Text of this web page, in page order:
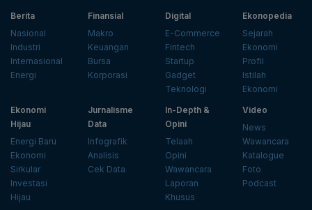
Berita
Nasional
Industri
Internasional
Energi
Finansial
Makro
Keuangan
Bursa
Korporasi
Digital
E-Commerce
Fintech
Startup
Gadget
Teknologi
Ekonopedia
Sejarah
Ekonomi
Profil
Istilah
Ekonomi
Ekonomi
Hijau
Energi Baru
Ekonomi
Sirkular
Investasi
Hijau
Jurnalisme
Data
Infografik
Analisis
Cek Data
In-Depth &
Opini
Telaah
Opini
Wawancara
Laporan
Khusus
Video
News
Wawancara
Katalogue
Foto
Podcast